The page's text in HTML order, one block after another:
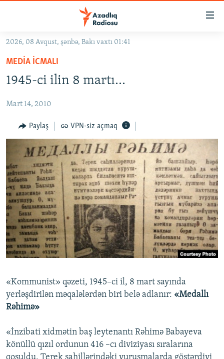
Əsas
qayıt
Əsas
qayıt
GÜNDƏM
#ƏSLINDƏ
FƏRQƏ BAX
QANUNI DOĞRU
ARAŞDIRMA
MULTIMEDIA
VIDEO
FOTOQALEREYA
İNFOQRAFIKA
KARIKATURA
RADIO ARXIV
OXU ZALI
AZƏRBAYCAN ƏDƏBIYYATI KITABXANASI
İSLAM VƏ DEMOKRATIYA
HAQQIMIZDA
MISSIYAMIZ
PEŞƏ ETIKASI VƏ JURNALISTIKA STANDARTLARIMIZ
AZADLIQRADIOSU MOBIL TELEFONUNUZDA
BIZIMLƏ ƏLAQƏ
BIZI IZLƏ
RFE/RL-in bütün saytları
2026, 08 Avqust, şənbə, Bakı vaxtı 01:41
MEDIA ICMALI
1945-ci ilin 8 martı...
Mart 14, 2010
Paylaş VPN-siz açmaq
«Kommunist» qəzeti, 1945–ci il, 8 mart sayında
yerləşdirilən məqalələrdən biri belə adlanır: «Medallı
Rəhimə»
«İnzibati xidmətin baş leytenantı Rəhimə Babayeva
könüllü qızıl ordunun 416 –cı diviziyası sıralarına